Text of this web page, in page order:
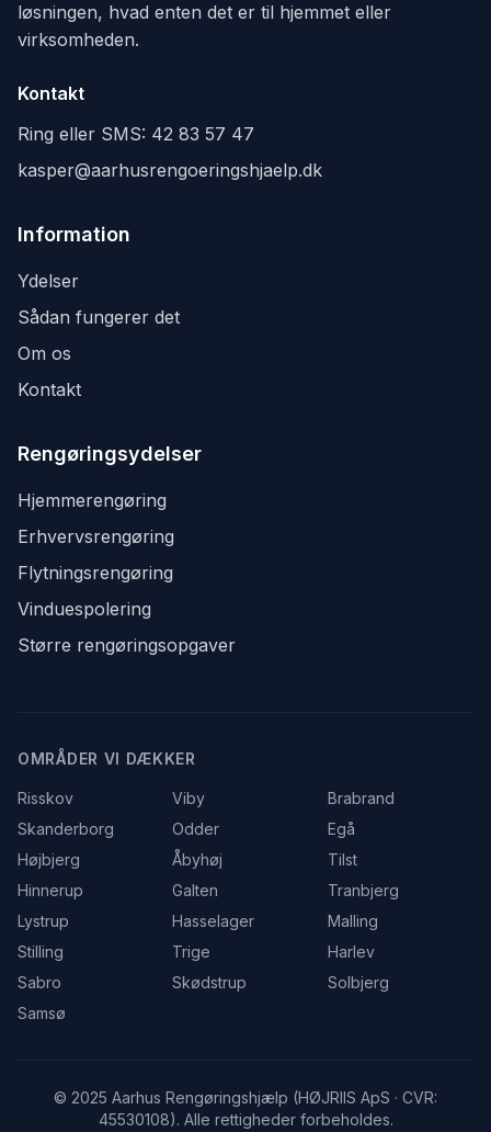
løsningen, hvad enten det er til hjemmet eller
virksomheden.
Kontakt
Ring eller SMS: 42 83 57 47
kasper@aarhusrengoeringshjaelp.dk
Information
Ydelser
Sådan fungerer det
Om os
Kontakt
Rengøringsydelser
Hjemmerengøring
Erhvervsrengøring
Flytningsrengøring
Vinduespolering
Større rengøringsopgaver
OMRÅDER VI DÆKKER
Risskov Viby
Brabrand
Skanderborg
Odder
Egå
Højbjerg
Åbyhøj
Tilst
Hinnerup
Galten
Tranbjerg
Lystrup
Hasselager
Malling
Stilling
Trige
Harlev
Sabro
Skødstrup
Solbjerg
Samsø
© 2025 Aarhus Rengøringshjælp (HØJRIIS ApS · CVR:
45530108). Alle rettigheder forbeholdes.